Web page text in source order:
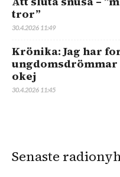
tror”
30.4.2026 11:49
Krönika: Jag har
ungdomsdrömmar
okej
30.4.2026 11:45
Senaste